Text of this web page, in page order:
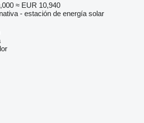
≈ EUR 10,940
- estación de energía solar